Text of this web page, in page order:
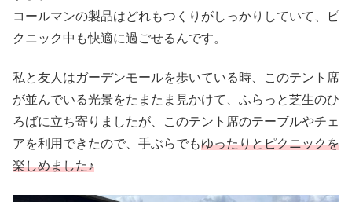
コールマンの製品はどれもつくりがしっかりしていて、ピ
クニック中も快適に過ごせるんです。
私と友人はガーデンモールを歩いている時、このテント席
が並んでいる光景をたまたま見かけて、ふらっと芝生のひ
ろばに立ち寄りましたが、このテント席のテーブルやチェ
アを利用できたので、手ぶらでもゆったりとピクニックを
楽しめました♪